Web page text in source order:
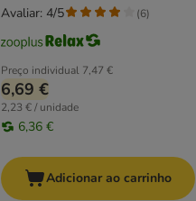
Preço individual 7,47 €
6,69 €
2,23 € / unidade
6,36 €
Avaliar: 4/5 (6)
Adicionar ao carrinho